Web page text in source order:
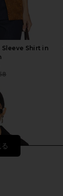
Shirt in